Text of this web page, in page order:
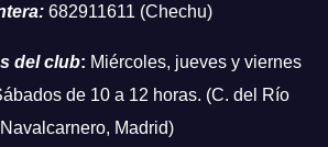
682911611 (Chechu)
del club: Miércoles, jueves y viernes
de 10 a 12 horas. (C. del Río
Madrid)